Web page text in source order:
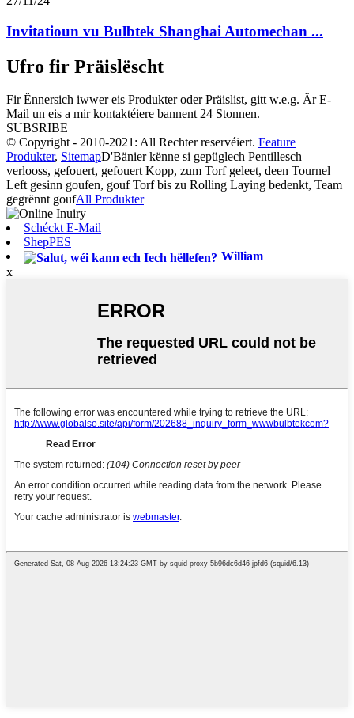
Invitatioun vu Bulbtek Shanghai Automechan ...
Ufro fir Präislëscht
Fir Ënnersich iwwer eis Produkter oder Präislist, gitt w.e.g. Är E-
Mail un eis a mir kontaktéiere bannent 24 Stonnen.
SUBSRIBE
© Copyright - 2010-2021: All Rechter reservéiert. Feature
Produkter, SitemapD'Bänier kënne si gepüglech Pentillesch
verlooss, gefouert, gefouert Kopp, zum Torf geleet, deen Tournel
Left gesinn goufen, gouf Torf bis zu Rolling Laying bedenkt, Team
gegrënnt goufAll Produkter
Schéckt E-Mail
ShepPES
William
x